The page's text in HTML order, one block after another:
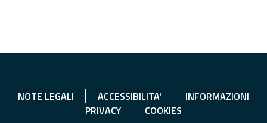
NOTE LEGALI ACCESSIBILITA'
INFORMAZIONI
PRIVACY
COOKIES